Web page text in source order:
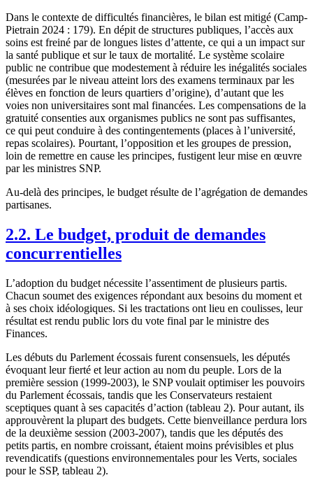
Dans le contexte de difficultés financières, le bilan est mitigé (Camp-
Pietrain 2024 : 179). En dépit de structures publiques, l’accès aux
soins est freiné par de longues listes d’attente, ce qui a un impact sur
la santé publique et sur le taux de mortalité. Le système scolaire
public ne contribue que modestement à réduire les inégalités sociales
(mesurées par le niveau atteint lors des examens terminaux par les
élèves en fonction de leurs quartiers d’origine), d’autant que les
voies non universitaires sont mal financées. Les compensations de la
gratuité consenties aux organismes publics ne sont pas suffisantes,
ce qui peut conduire à des contingentements (places à l’université,
repas scolaires). Pourtant, l’opposition et les groupes de pression,
loin de remettre en cause les principes, fustigent leur mise en œuvre
par les ministres SNP.
Au-delà des principes, le budget résulte de l’agrégation de demandes
partisanes.
2.2. Le budget, produit de demandes
concurrentielles
L’adoption du budget nécessite l’assentiment de plusieurs partis.
Chacun soumet des exigences répondant aux besoins du moment et
à ses choix idéologiques. Si les tractations ont lieu en coulisses, leur
résultat est rendu public lors du vote final par le ministre des
Finances.
Les débuts du Parlement écossais furent consensuels, les députés
évoquant leur fierté et leur action au nom du peuple. Lors de la
première session (1999-2003), le SNP voulait optimiser les pouvoirs
du Parlement écossais, tandis que les Conservateurs restaient
sceptiques quant à ses capacités d’action (tableau 2). Pour autant, ils
approuvèrent la plupart des budgets. Cette bienveillance perdura lors
de la deuxième session (2003-2007), tandis que les députés des
petits partis, en nombre croissant, étaient moins prévisibles et plus
revendicatifs (questions environnementales pour les Verts, sociales
pour le SSP, tableau 2).